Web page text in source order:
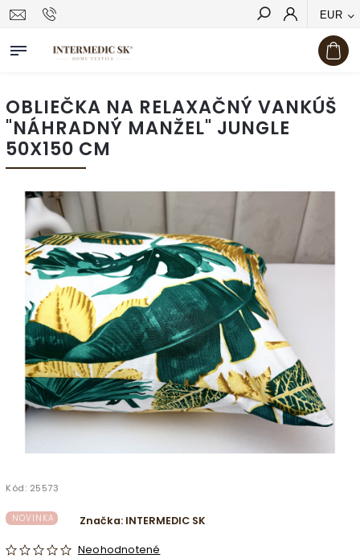
EUR
Hľadať
OBLIEČKA NA RELAXAČNÝ VANKÚŠ
"NÁHRADNÝ MANŽEL" JUNGLE
50X150 CM
Kód: 25573
NOVINKA
Neohodnotené
Značka: INTERMEDIC SK